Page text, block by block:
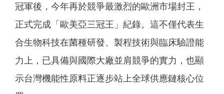
冠軍後，今年再於競爭最激烈的歐洲市場封王，
正式完成「歐美亞三冠王」紀錄。這不僅代表生
合生物科技在菌種研發、製程技術與臨床驗證能
力上，已具備與國際大廠並肩競爭的實力，也顯
示台灣機能性原料正逐步站上全球供應鏈核心位